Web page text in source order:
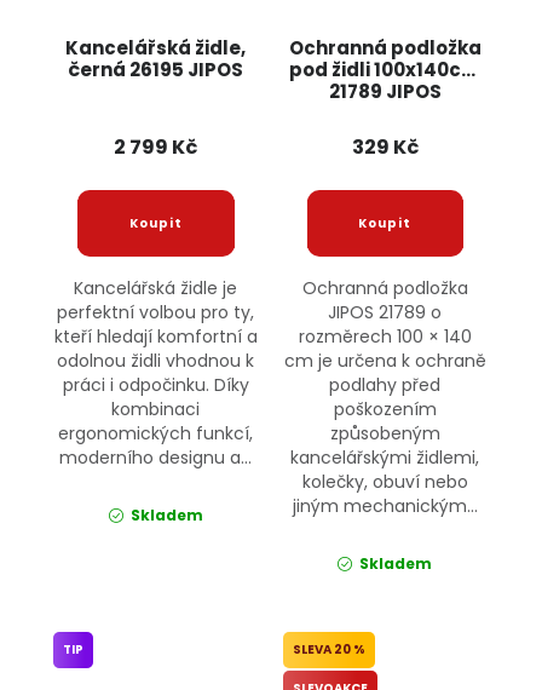
Kancelářská židle,
černá 26195 JIPOS
2 799 Kč
Kancelářská židle je
perfektní volbou pro ty,
kteří hledají komfortní a
odolnou židli vhodnou k
práci i odpočinku. Díky
kombinaci
ergonomických funkcí,
moderního designu a...
Skladem
Ochranná podložka
pod židli 100x140cm
21789 JIPOS
329 Kč
Ochranná podložka
JIPOS 21789 o
rozměrech 100 × 140
cm je určena k ochraně
podlahy před
poškozením
způsobeným
kancelářskými židlemi,
kolečky, obuví nebo
jiným mechanickým...
Skladem
TIP 20 %